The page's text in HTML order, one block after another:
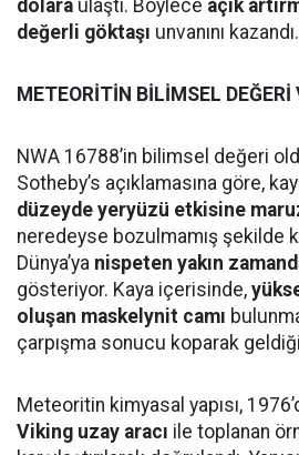
dolara ulaştı. Böylece açık
değerli göktaşı unvanını kazandı.
METEORİTİN BİLİMSEL DEĞERİ
NWA 16788’in bilimsel değeri
Sotheby’s açıklamasına göre,
düzeyde yeryüzü etkisine
neredeyse bozulmamış şekilde
Dünya’ya nispeten yakın
gösteriyor. Kaya içerisinde,
oluşan maskelynit camı
çarpışma sonucu koparak
Meteoritin kimyasal yapısı,
Viking uzay aracı ile toplanan